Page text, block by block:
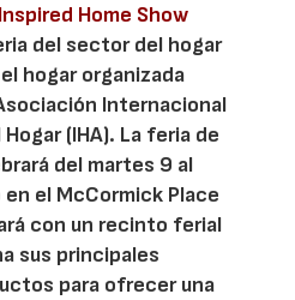
Home Show
del sector del hogar
hogar organizada
Internacional
(IHA). La feria de
del martes 9 al
el McCormick Place
con un recinto ferial
sus principales
para ofrecer una